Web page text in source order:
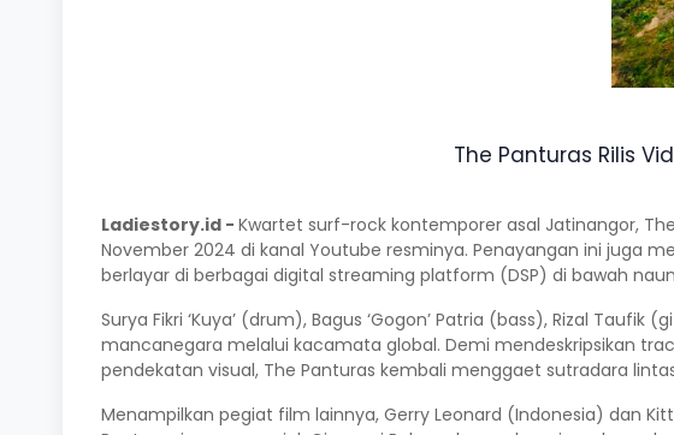
The Panturas Rilis
Ladiestory.id - Kwartet surf-rock kontemporer asal Jatinangor,
November 2024 di kanal Youtube resminya. Penayangan ini juga
berlayar di berbagai digital streaming platform (DSP) di bawah
Surya Fikri ‘Kuya’ (drum), Bagus ‘Gogon’ Patria (bass), Rizal
mancanegara melalui kacamata global. Demi mendeskripsikan
pendekatan visual, The Panturas kembali menggaet sutradara
Menampilkan pegiat film lainnya, Gerry Leonard (Indonesia) dan